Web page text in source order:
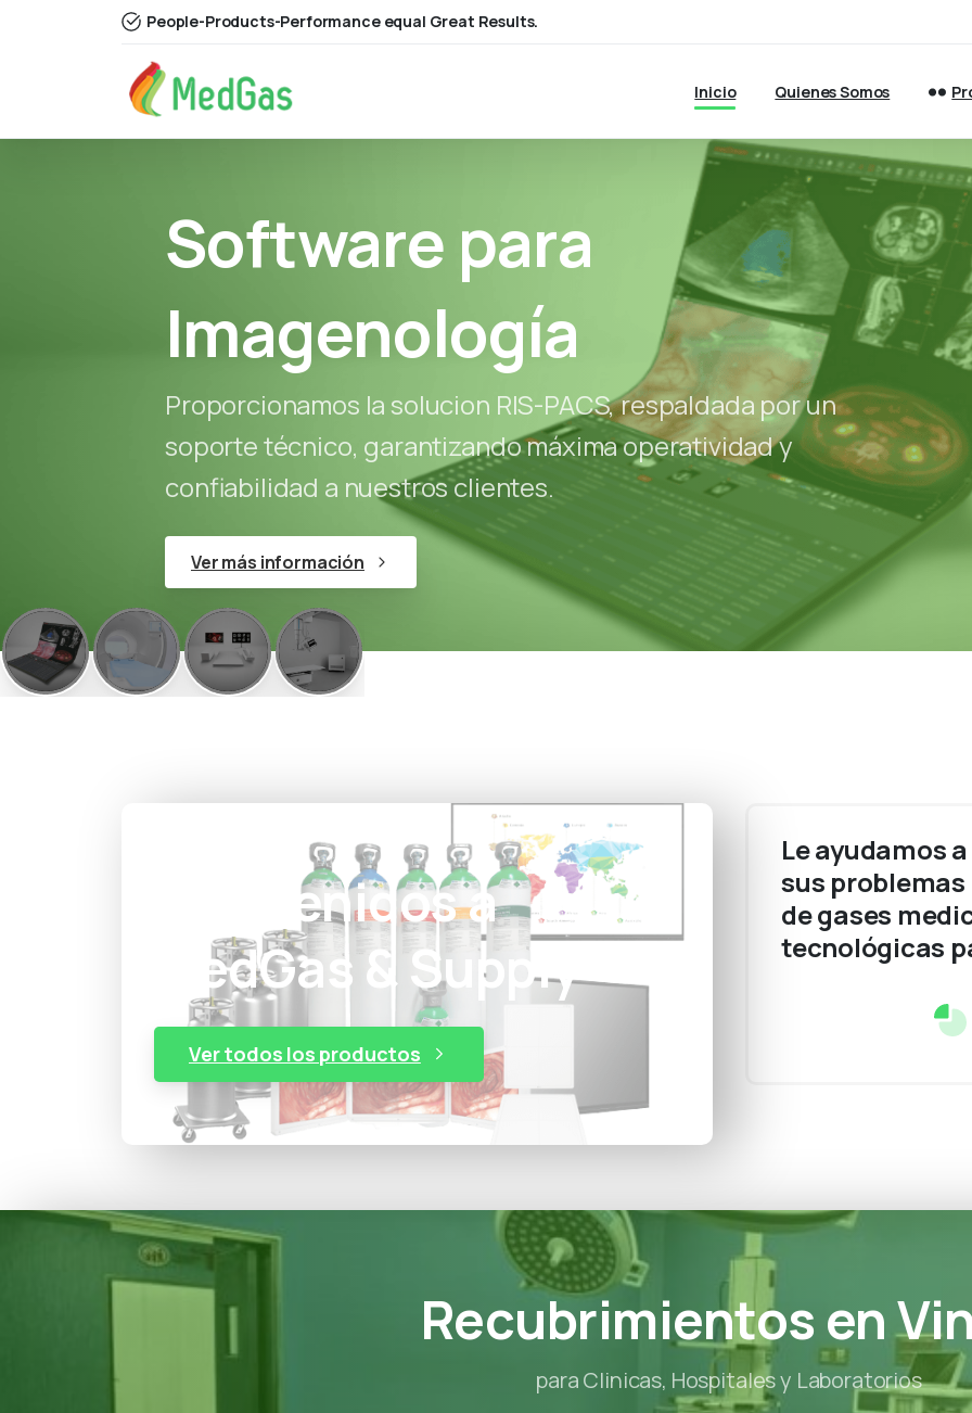
People-Products-Performance equal Great Results.
Inicio Quienes Somos
Software para
Imagenología
Proporcionamos la solucion RIS-PACS, respaldada por un
soporte técnico, garantizando máxima operatividad y
confiabilidad a nuestros clientes.
Ver más información
Bienvenidos a
MedGas & Supply
Ver todos los productos
Le ayudamos
sus
de gases
tecnológicas
Recubrimientos en
para Clinicas, Hospitales y Laboratorios